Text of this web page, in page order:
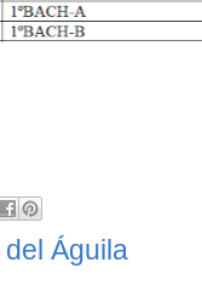
Águila